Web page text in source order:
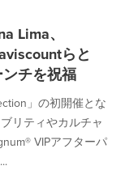
Lima、
らと
ンチを祝福
」の初開催とな
リティやカルチャ
VIPアフターパ